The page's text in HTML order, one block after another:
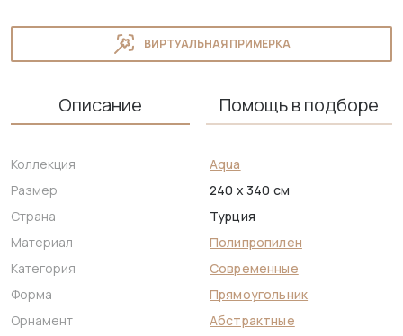
ВИРТУАЛЬНАЯ ПРИМЕРКА
Описание Помощь в подборе
Коллекция
Aqua
Размер
240 x 340 см
Страна
Турция
Материал
Полипропилен
Категория
Современные
Форма
Прямоугольник
Орнамент
Абстрактные